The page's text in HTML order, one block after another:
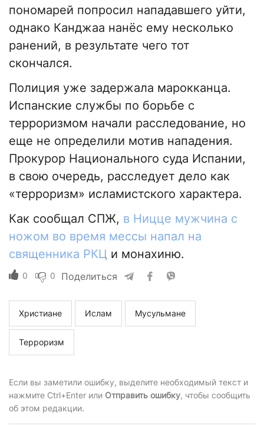
пономарей попросил нападавшего уйти,
однако Канджаа нанёс ему несколько
ранений, в результате чего тот
скончался.
Полиция уже задержала марокканца.
Испанские службы по борьбе с
терроризмом начали расследование, но
еще не определили мотив нападения.
Прокурор Национального суда Испании,
в свою очередь, расследует дело как
«терроризм» исламистского характера.
Как сообщал СПЖ, в Ницце мужчина с
ножом во время мессы напал на
священника РКЦ и монахиню.
0 0 Поделиться
Христиане Ислам Мусульмане
Терроризм
Если вы заметили ошибку, выделите необходимый текст и
нажмите Ctrl+Enter или Отправить ошибку, чтобы сообщить
об этом редакции.